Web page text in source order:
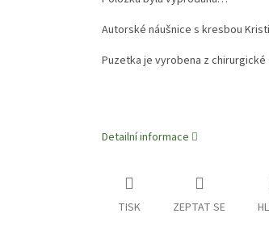
Autorské náušnice s kresbou
Puzetka je vyrobena z
Detailní informace
TISK ZEPTAT SE